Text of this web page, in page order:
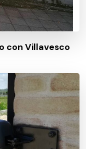
con Villavesco